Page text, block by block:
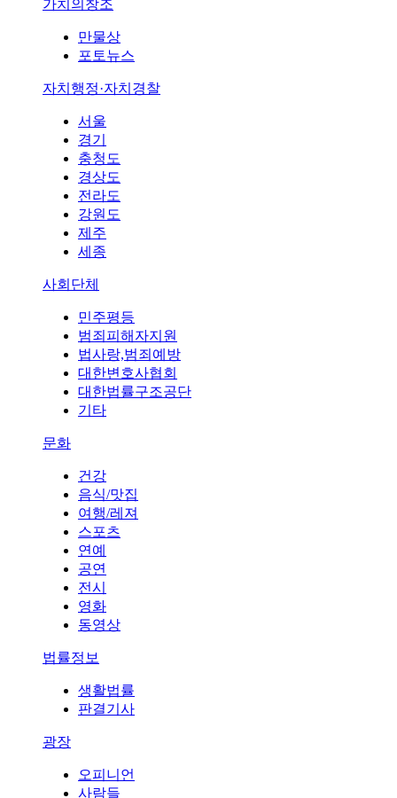
가치의창조
만물상
포토뉴스
자치행정·자치경찰
서울
경기
충청도
경상도
전라도
강원도
제주
세종
사회단체
민주평등
범죄피해자지원
법사랑,범죄예방
대한변호사협회
대한법률구조공단
기타
문화
건강
음식/맛집
여행/레져
스포츠
연예
공연
전시
영화
동영상
법률정보
생활법률
판결기사
광장
오피니언
사람들